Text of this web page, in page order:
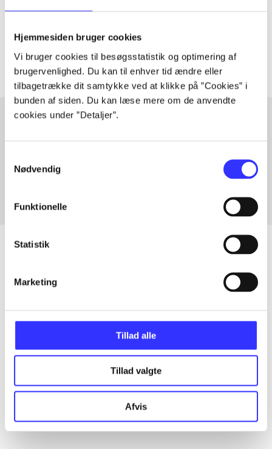
Hjemmesiden bruger cookies
Vi bruger cookies til besøgsstatistik og optimering af
brugervenlighed. Du kan til enhver tid ændre eller
tilbagetrække dit samtykke ved at klikke på ”Cookies” i
bunden af siden. Du kan læse mere om de anvendte
cookies under ”Detaljer”.
Nødvendig
Funktionelle
Statistik
Marketing
Tillad alle
Tillad valgte
Afvis
Artiklerne i handler ofte om
Fra
Artikler